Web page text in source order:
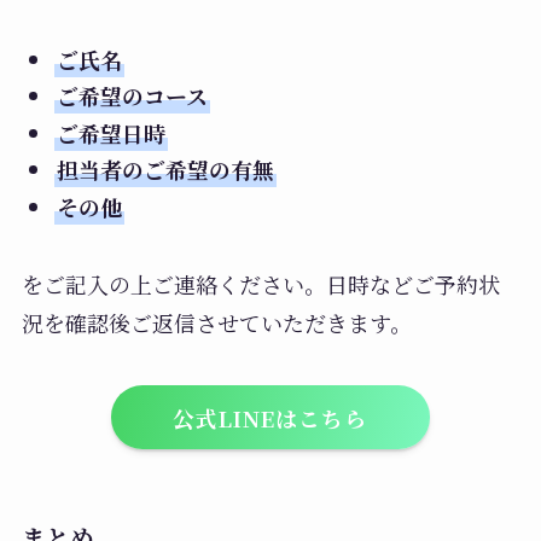
ご氏名
ご希望のコース
ご希望日時
担当者のご希望の有無
その他
をご記入の上ご連絡ください。日時などご予約状
況を確認後ご返信させていただきます。
公式LINEはこちら